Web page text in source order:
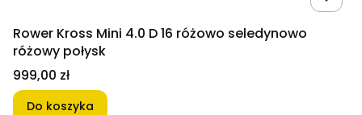
Rower Kross Mini 4.0 D 16 różowo seledynowo
różowy połysk
Cena
999,00 zł
Do koszyka